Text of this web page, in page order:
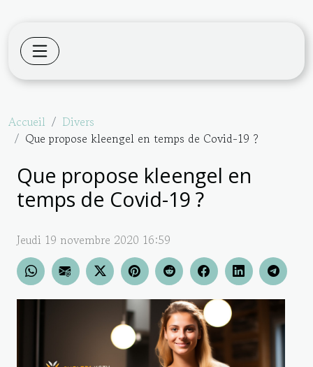
Accueil
Divers
Que propose kleengel en temps de Covid-19 ?
Que propose kleengel en
temps de Covid-19 ?
Jeudi 19 novembre 2020 16:59